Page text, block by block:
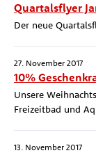
Quartalsflyer
Der neue
27. November 2017
10%
Unsere
Freizeitbad und
13. November 2017